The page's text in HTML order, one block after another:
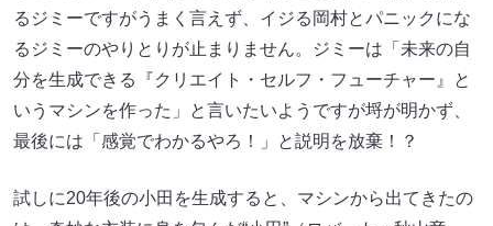
るジミーですがうまく言えず、イジる岡村とパニックにな
るジミーのやりとりが止まりません。ジミーは「未来の自
分を生成できる『クリエイト・セルフ・フューチャー』と
いうマシンを作った」と言いたいようですが埒が明かず、
最後には「感覚でわかるやろ！」と説明を放棄！？
試しに20年後の小田を生成すると、マシンから出てきたの